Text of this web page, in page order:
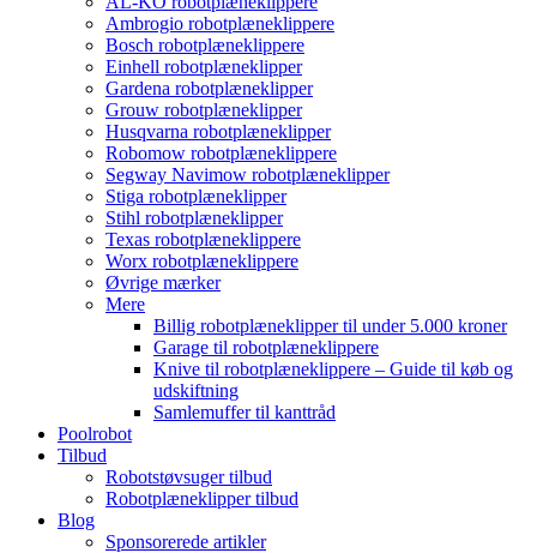
Ambrogio robotplæneklippere
Bosch robotplæneklippere
Einhell robotplæneklipper
Gardena robotplæneklipper
Grouw robotplæneklipper
Husqvarna robotplæneklipper
Robomow robotplæneklippere
Segway Navimow robotplæneklipper
Stiga robotplæneklipper
Stihl robotplæneklipper
Texas robotplæneklippere
Worx robotplæneklippere
Øvrige mærker
Mere
Billig robotplæneklipper til under 5.000 kroner
Garage til robotplæneklippere
Knive til robotplæneklippere – Guide til køb og
udskiftning
Samlemuffer til kanttråd
Poolrobot
Tilbud
Robotstøvsuger tilbud
Robotplæneklipper tilbud
Blog
Sponsorerede artikler